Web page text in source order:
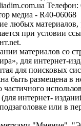
Телефон:
медиа - R40-06068
любых
при условии
материалов со
для интернет-
для поисковых
быть размещена в
частичного
интернет-
или в